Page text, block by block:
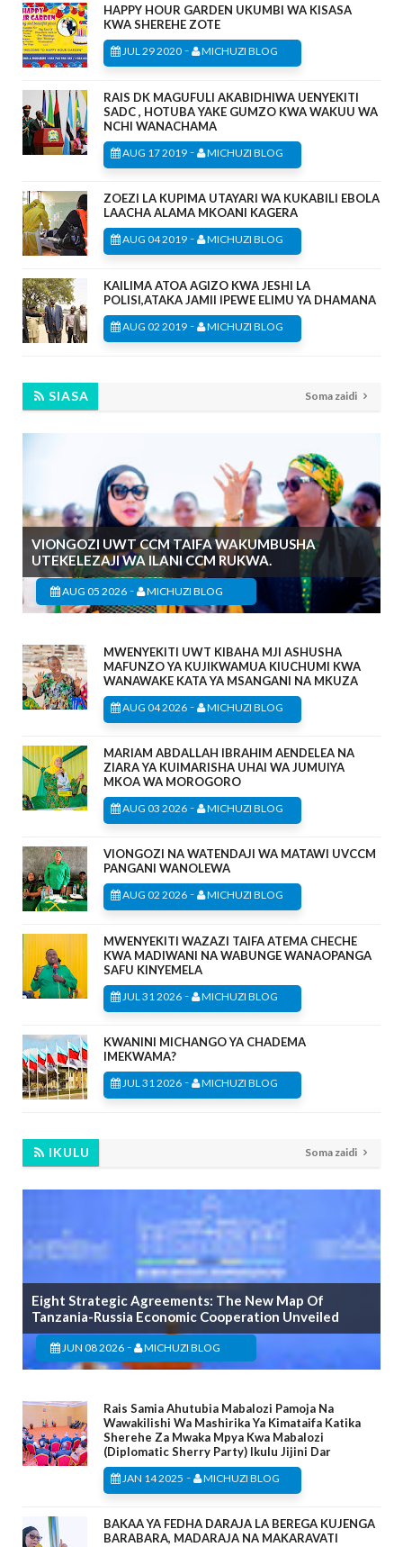
HAPPY HOUR GARDEN UKUMBI WA KISASA
KWA SHEREHE ZOTE
JUL 29 2020 - MICHUZI BLOG
RAIS DK MAGUFULI AKABIDHIWA UENYEKITI
SADC , HOTUBA YAKE GUMZO KWA WAKUU WA
NCHI WANACHAMA
AUG 17 2019 - MICHUZI BLOG
ZOEZI LA KUPIMA UTAYARI WA KUKABILI EBOLA
LAACHA ALAMA MKOANI KAGERA
AUG 04 2019 - MICHUZI BLOG
KAILIMA ATOA AGIZO KWA JESHI LA
POLISI,ATAKA JAMII IPEWE ELIMU YA DHAMANA
AUG 02 2019 - MICHUZI BLOG
SIASA Soma zaidi
VIONGOZI UWT CCM TAIFA WAKUMBUSHA
UTEKELEZAJI WA ILANI CCM RUKWA.
AUG 05 2026 - MICHUZI BLOG
MWENYEKITI UWT KIBAHA MJI ASHUSHA
MAFUNZO YA KUJIKWAMUA KIUCHUMI KWA
WANAWAKE KATA YA MSANGANI NA MKUZA
AUG 04 2026 - MICHUZI BLOG
MARIAM ABDALLAH IBRAHIM AENDELEA NA
ZIARA YA KUIMARISHA UHAI WA JUMUIYA
MKOA WA MOROGORO
AUG 03 2026 - MICHUZI BLOG
VIONGOZI NA WATENDAJI WA MATAWI UVCCM
PANGANI WANOLEWA
AUG 02 2026 - MICHUZI BLOG
MWENYEKITI WAZAZI TAIFA ATEMA CHECHE
KWA MADIWANI NA WABUNGE WANAOPANGA
SAFU KINYEMELA
JUL 31 2026 - MICHUZI BLOG
KWANINI MICHANGO YA CHADEMA
IMEKWAMA?
JUL 31 2026 - MICHUZI BLOG
IKULU Soma zaidi
Eight Strategic Agreements: The New Map Of
Tanzania-Russia Economic Cooperation Unveiled
JUN 08 2026 - MICHUZI BLOG
Rais Samia Ahutubia Mabalozi Pamoja Na
Wawakilishi Wa Mashirika Ya Kimataifa Katika
Sherehe Za Mwaka Mpya Kwa Mabalozi
(Diplomatic Sherry Party) Ikulu Jijini Dar
JAN 14 2025 - MICHUZI BLOG
BAKAA YA FEDHA DARAJA LA BEREGA KUJENGA
BARABARA, MADARAJA NA MAKARAVATI